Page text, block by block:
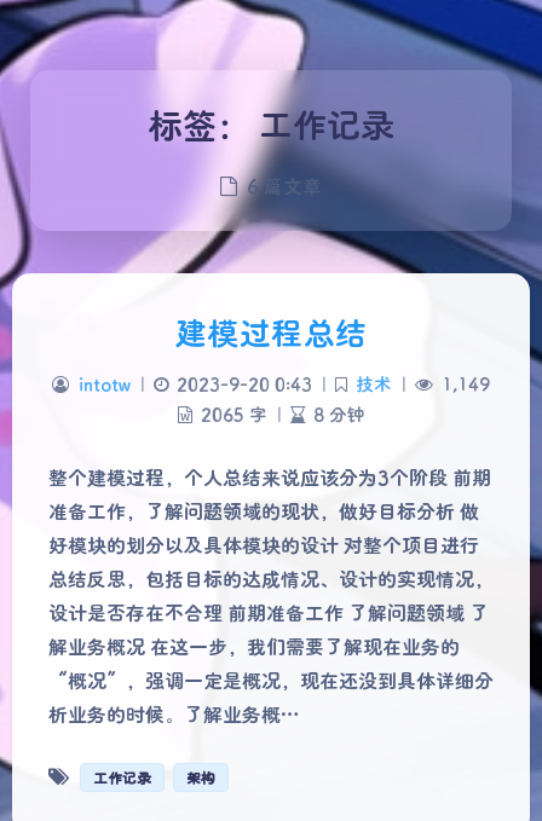
标签：工作记录
6 篇文章
建模过程总结
intotw | 2023-9-20 0:43 | 技术 |
1,149
2065 字 | 8 分钟
整个建模过程，个人总结来说应该分为3个阶段 前期
准备工作，了解问题领域的现状，做好目标分析 做
好模块的划分以及具体模块的设计 对整个项目进行
总结反思，包括目标的达成情况、设计的实现情况，
设计是否存在不合理 前期准备工作 了解问题领域 了
解业务概况 在这一步，我们需要了解现在业务的
“概况”，强调一定是概况，现在还没到具体详细分
析业务的时候。了解业务概…
工作记录 架构